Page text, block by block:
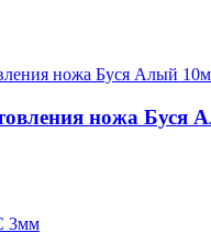
ножа Буся